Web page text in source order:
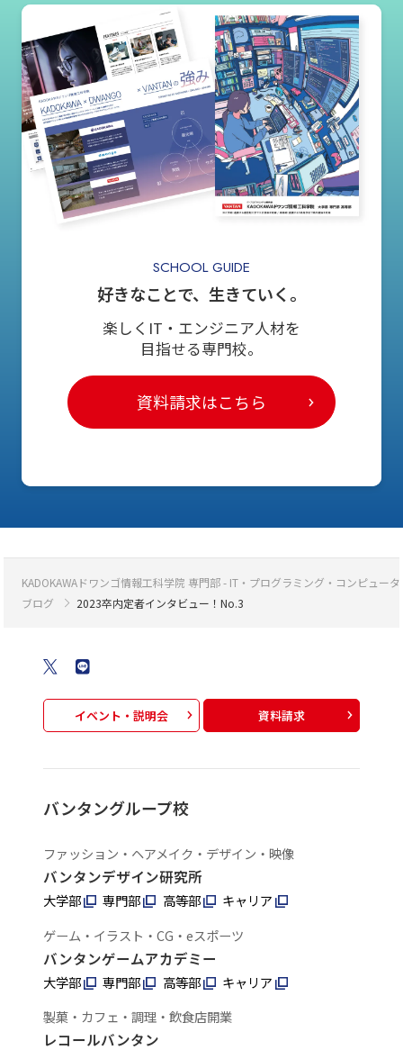
SCHOOL GUIDE
好きなことで、生きていく。
楽しくIT・エンジニア人材を
目指せる専門校。
資料請求はこちら
KADOKAWAドワンゴ情報工科学院 専門部 - IT・プログラミング・コンピュー
ブログ
2023卒内定者インタビュー！No.3
イベント・説明会 資料請求
バンタングループ校
ファッション・ヘアメイク・デザイン・映像
バンタンデザイン研究所
大学部 専門部 高等部
キャリア
ゲーム・イラスト・CG・eスポーツ
バンタンゲームアカデミー
大学部 専門部 高等部
キャリア
製菓・カフェ・調理・飲食店開業
レコールバンタン